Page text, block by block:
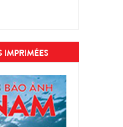
IMPRIMÉES